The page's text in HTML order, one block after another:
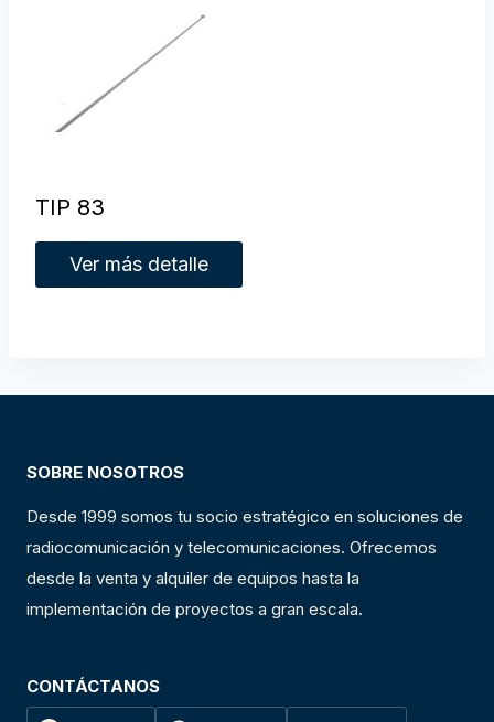
TIP 83
Ver más detalle
SOBRE NOSOTROS
Desde 1999 somos tu socio estratégico en soluciones de
radiocomunicación y telecomunicaciones. Ofrecemos
desde la venta y alquiler de equipos hasta la
implementación de proyectos a gran escala.
CONTÁCTANOS